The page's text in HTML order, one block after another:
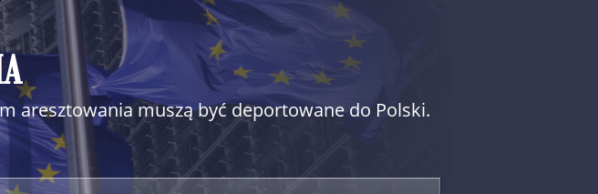
aresztowania muszą być deportowane do Polski.